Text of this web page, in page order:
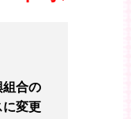
組合の
に変更